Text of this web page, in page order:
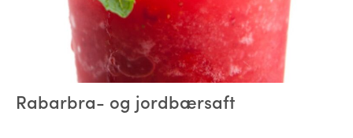
Rabarbra- og jordbærsaft